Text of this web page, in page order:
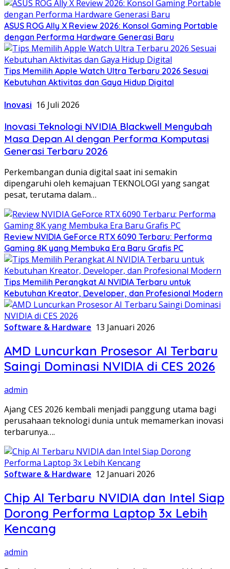
ASUS ROG Ally X Review 2026: Konsol Gaming Portable
dengan Performa Hardware Generasi Baru
Tips Memilih Apple Watch Ultra Terbaru 2026 Sesuai
Kebutuhan Aktivitas dan Gaya Hidup Digital
Inovasi 16 Juli 2026
Inovasi Teknologi NVIDIA Blackwell Mengubah
Masa Depan AI dengan Performa Komputasi
Generasi Terbaru 2026
Perkembangan dunia digital saat ini semakin
dipengaruhi oleh kemajuan TEKNOLOGI yang sangat
pesat, terutama dalam…
Review NVIDIA GeForce RTX 6090 Terbaru: Performa
Gaming 8K yang Membuka Era Baru Grafis PC
Tips Memilih Perangkat AI NVIDIA Terbaru untuk
Kebutuhan Kreator, Developer, dan Profesional Modern
Software & Hardware 13 Januari 2026
AMD Luncurkan Prosesor AI Terbaru
Saingi Dominasi NVIDIA di CES 2026
admin
Ajang CES 2026 kembali menjadi panggung utama bagi
perusahaan teknologi dunia untuk memamerkan inovasi
terbarunya….
Software & Hardware 12 Januari 2026
Chip AI Terbaru NVIDIA dan Intel Siap
Dorong Performa Laptop 3x Lebih
Kencang
admin